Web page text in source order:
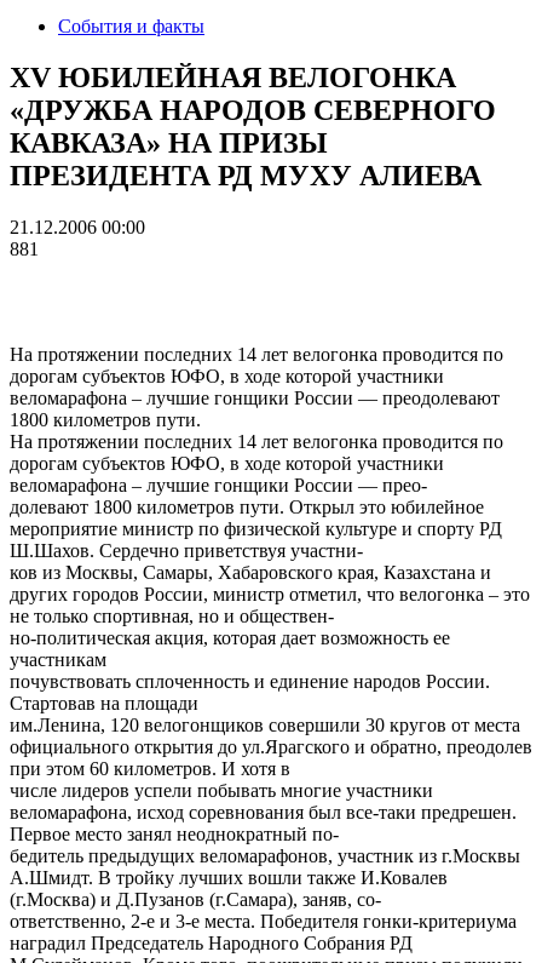
События и факты
XV ЮБИЛЕЙНАЯ ВЕЛОГОНКА
«ДРУЖБА НАРОДОВ СЕВЕРНОГО
КАВКАЗА» НА ПРИЗЫ
ПРЕЗИДЕНТА РД МУХУ АЛИЕВА
21.12.2006 00:00
881
На протяжении последних 14 лет велогонка проводится по
дорогам субъектов ЮФО, в ходе которой участники
веломарафона – лучшие гонщики России — преодолевают
1800 километров пути.
На протяжении последних 14 лет велогонка проводится по
дорогам субъектов ЮФО, в ходе которой участники
веломарафона – лучшие гонщики России — прео-
долевают 1800 километров пути. Открыл это юбилейное
мероприятие министр по физической культуре и спорту РД
Ш.Шахов. Сердечно приветствуя участни-
ков из Москвы, Самары, Хабаровского края, Казахстана и
других городов России, министр отметил, что велогонка – это
не только спортивная, но и обществен-
но-политическая акция, которая дает возможность ее
участникам
почувствовать сплоченность и единение народов России.
Стартовав на площади
им.Ленина, 120 велогонщиков совершили 30 кругов от места
официального открытия до ул.Ярагского и обратно, преодолев
при этом 60 километров. И хотя в
числе лидеров успели побывать многие участники
веломарафона, исход соревнования был все-таки предрешен.
Первое место занял неоднократный по-
бедитель предыдущих веломарафонов, участник из г.Москвы
А.Шмидт. В тройку лучших вошли также И.Ковалев
(г.Москва) и Д.Пузанов (г.Самара), заняв, со-
ответственно, 2-е и 3-е места. Победителя гонки-критериума
наградил Председатель Народного Собрания РД